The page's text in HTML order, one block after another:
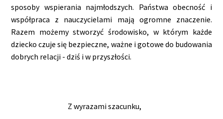
sposoby wspierania najmłodszych. Państwa obecność i
współpraca z nauczycielami mają ogromne znaczenie.
Razem możemy stworzyć środowisko, w którym każde
dziecko czuje się bezpieczne, ważne i gotowe do budowania
dobrych relacji - dziś i w przyszłości.
Z wyrazami szacunku,